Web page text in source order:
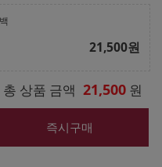
21,500원
총 상품 금액 21,500 원
즉시구매